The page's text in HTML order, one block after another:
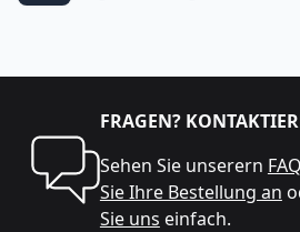
FRAGEN?
Sehen Sie unserern
Sie Ihre Bestellung an
Sie uns einfach.